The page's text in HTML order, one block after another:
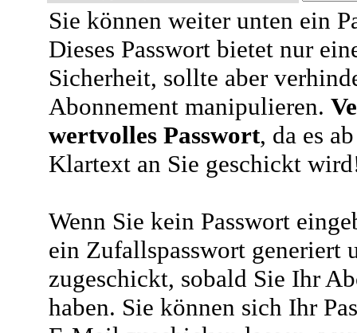
Sie können weiter unten ein
Dieses Passwort bietet nur
Sicherheit, sollte aber
Abonnement manipulieren.
wertvolles Passwort, da es
Klartext an Sie geschickt
Wenn Sie kein Passwort
ein Zufallspasswort generiert
zugeschickt, sobald Sie Ihr
haben. Sie können sich Ihr